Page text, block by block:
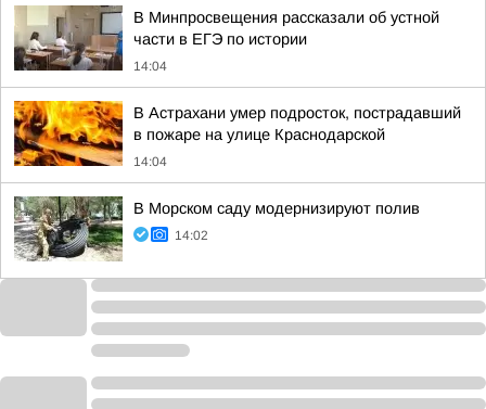
В Минпросвещения рассказали об устной
части в ЕГЭ по истории
14:04
В Астрахани умер подросток, пострадавший
в пожаре на улице Краснодарской
14:04
В Морском саду модернизируют полив
14:02